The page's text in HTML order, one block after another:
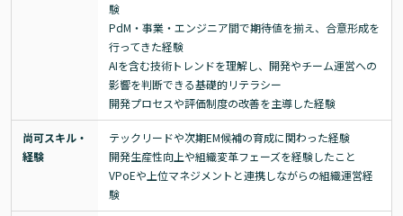
験
PdM・事業・エンジニア間で期待値を揃え、合意形成を
行ってきた経験
AIを含む技術トレンドを理解し、開発やチーム運営への
影響を判断できる基礎的リテラシー
開発プロセスや評価制度の改善を主導した経験
尚可スキル・
経験
テックリードや次期EM候補の育成に関わった経験
開発生産性向上や組織変革フェーズを経験したこと
VPoEや上位マネジメントと連携しながらの組織運営経
験